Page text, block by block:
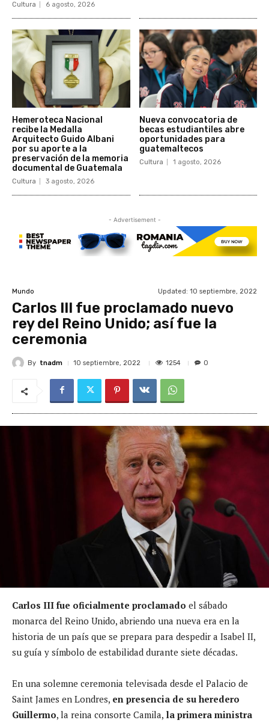
Cultura 6 agosto, 2026
Hemeroteca Nacional
recibe la Medalla
Arquitecto Guido Albani
por su aporte a la
preservación de la memoria
documental de Guatemala
Cultura 3 agosto, 2026
Nueva convocatoria de
becas estudiantiles abre
oportunidades para
guatemaltecos
Cultura 1 agosto, 2026
- Advertisement -